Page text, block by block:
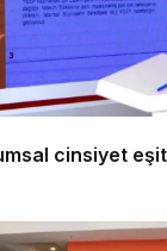
cinsiyet